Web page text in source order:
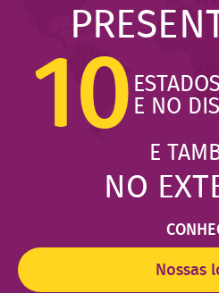
Nossas
10 E NO
E
NO